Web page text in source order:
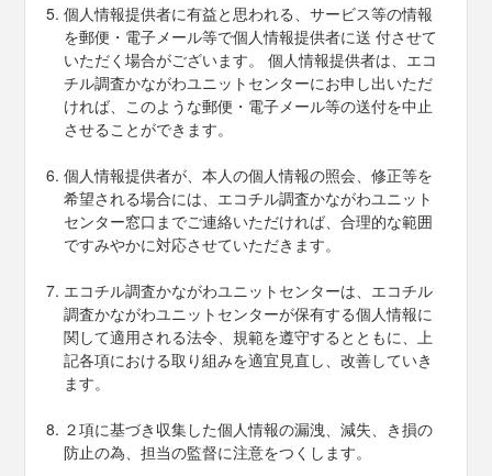
個人情報提供者に有益と思われる、サービス等の情報
を郵便・電子メール等で個人情報提供者に送 付させて
いただく場合がございます。 個人情報提供者は、エコ
チル調査かながわユニットセンターにお申し出いただ
ければ、このような郵便・電子メール等の送付を中止
させることができます。
個人情報提供者が、本人の個人情報の照会、修正等を
希望される場合には、エコチル調査かながわユニット
センター窓口までご連絡いただければ、合理的な範囲
ですみやかに対応させていただきます。
エコチル調査かながわユニットセンターは、エコチル
調査かながわユニットセンターが保有する個人情報に
関して適用される法令、規範を遵守するとともに、上
記各項における取り組みを適宜見直し、改善していき
ます。
２項に基づき収集した個人情報の漏洩、減失、き損の
防止の為、担当の監督に注意をつくします。